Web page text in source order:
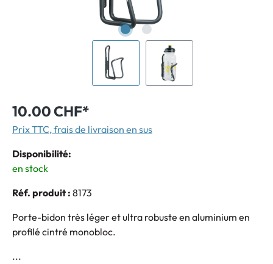
10.00 CHF*
Prix TTC, frais de livraison en sus
Disponibilité:
en stock
Réf. produit : 8173
Porte-bidon très léger et ultra robuste en aluminium en
profilé cintré monobloc.
...